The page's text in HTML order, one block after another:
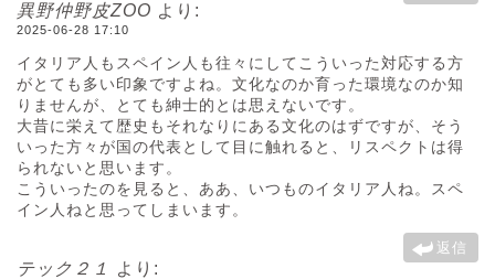
異野仲野皮ZOO より:
2025-06-28 17:10
イタリア人もスペイン人も往々にしてこういった対応する方
がとても多い印象ですよね。文化なのか育った環境なのか知
りませんが、とても紳士的とは思えないです。
大昔に栄えて歴史もそれなりにある文化のはずですが、そう
いった方々が国の代表として目に触れると、リスペクトは得
られないと思います。
こういったのを見ると、ああ、いつものイタリア人ね。スペ
イン人ねと思ってしまいます。
返信
テック２１ より: